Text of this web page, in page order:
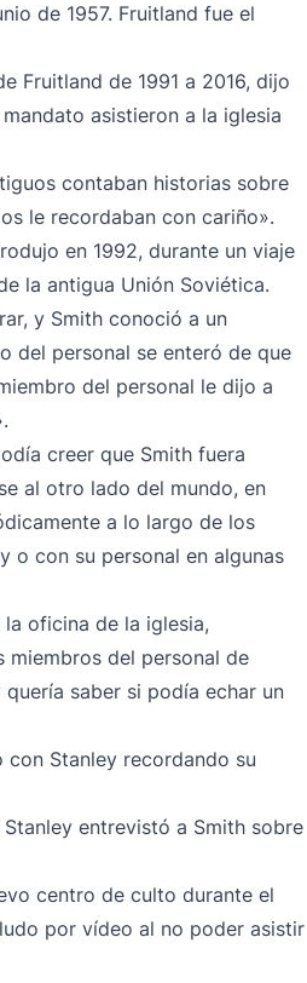
de 1957. Fruitland fue el
Fruitland de 1991 a 2016, dijo
asistieron a la iglesia
contaban historias sobre
le recordaban con cariño».
en 1992, durante un viaje
la antigua Unión Soviética.
y Smith conoció a un
del personal se enteró de que
del personal le dijo a
creer que Smith fuera
al otro lado del mundo, en
a lo largo de los
o con su personal en algunas
oficina de la iglesia,
miembros del personal de
saber si podía echar un
con Stanley recordando su
entrevistó a Smith sobre
centro de culto durante el
por vídeo al no poder asistir